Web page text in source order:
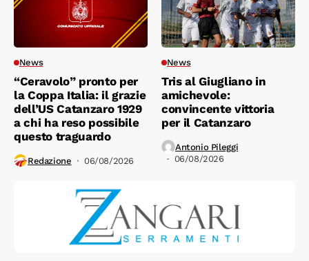
News
“Ceravolo” pronto per
la Coppa Italia: il grazie
dell’US Catanzaro 1929
a chi ha reso possibile
questo traguardo
Redazione 06/08/2026
News
Tris al Giugliano in
amichevole:
convincente vittoria
per il Catanzaro
Antonio Pileggi
06/08/2026